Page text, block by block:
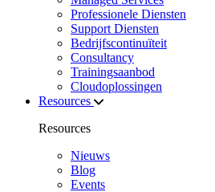
Professionele Diensten
Support Diensten
Bedrijfscontinuïteit
Consultancy
Trainingsaanbod
Cloudoplossingen
Resources
Resources
Nieuws
Blog
Events